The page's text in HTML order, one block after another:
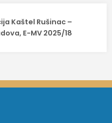
Kaštel Rušinac –
E-MV 2025/18